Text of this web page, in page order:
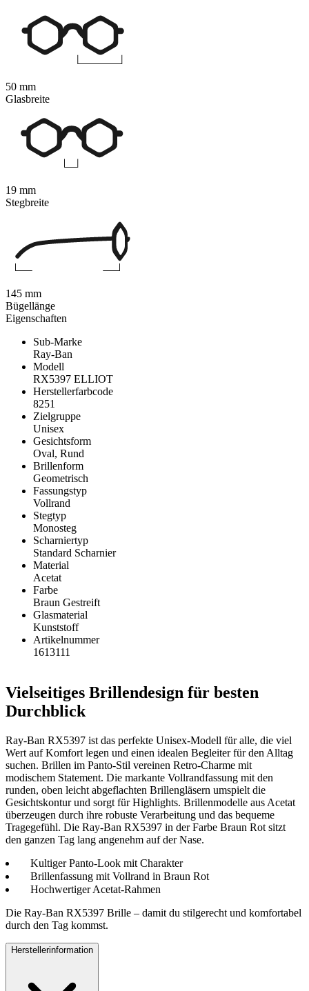
Eigenschaften
Sub-Marke
Ray-Ban
Modell
RX5397 ELLIOT
Herstellerfarbcode
8251
Zielgruppe
Unisex
Gesichtsform
Oval, Rund
Brillenform
Geometrisch
Fassungstyp
Vollrand
Stegtyp
Monosteg
Scharniertyp
Standard Scharnier
Material
Acetat
Farbe
Braun Gestreift
Glasmaterial
Kunststoff
Artikelnummer
1613111
Vielseitiges Brillendesign für besten
Durchblick
Ray-Ban RX5397 ist das perfekte Unisex-Modell für alle, die viel
Wert auf Komfort legen und einen idealen Begleiter für den Alltag
suchen. Brillen im Panto-Stil vereinen Retro-Charme mit
modischem Statement. Die markante Vollrandfassung mit den
runden, oben leicht abgeflachten Brillengläsern umspielt die
Gesichtskontur und sorgt für Highlights. Brillenmodelle aus Acetat
überzeugen durch ihre robuste Verarbeitung und das bequeme
Tragegefühl. Die Ray-Ban RX5397 in der Farbe Braun Rot sitzt
den ganzen Tag lang angenehm auf der Nase.
Kultiger Panto-Look mit Charakter
Brillenfassung mit Vollrand in Braun Rot
Hochwertiger Acetat-Rahmen
Die Ray-Ban RX5397 Brille – damit du stilgerecht und komfortabel
durch den Tag kommst.
Herstellerinformation
50 mm
Glasbreite
19 mm
Stegbreite
145 mm
Bügellänge